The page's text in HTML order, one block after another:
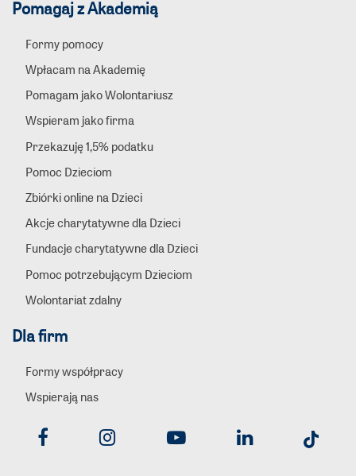
Pomagaj z Akademią
Formy pomocy
Wpłacam na Akademię
Pomagam jako Wolontariusz
Wspieram jako firma
Przekazuję 1,5% podatku
Pomoc Dzieciom
Zbiórki online na Dzieci
Akcje charytatywne dla Dzieci
Fundacje charytatywne dla Dzieci
Pomoc potrzebującym Dzieciom
Wolontariat zdalny
Dla firm
Formy współpracy
Wspierają nas